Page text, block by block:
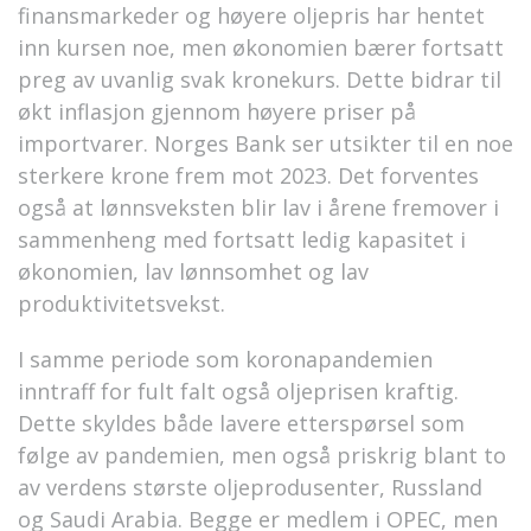
finansmarkeder og høyere oljepris har hentet
inn kursen noe, men økonomien bærer fortsatt
preg av uvanlig svak kronekurs. Dette bidrar til
økt inflasjon gjennom høyere priser på
importvarer. Norges Bank ser utsikter til en noe
sterkere krone frem mot 2023. Det forventes
også at lønnsveksten blir lav i årene fremover i
sammenheng med fortsatt ledig kapasitet i
økonomien, lav lønnsomhet og lav
produktivitetsvekst.
I samme periode som koronapandemien
inntraff for fult falt også oljeprisen kraftig.
Dette skyldes både lavere etterspørsel som
følge av pandemien, men også priskrig blant to
av verdens største oljeprodusenter, Russland
og Saudi Arabia. Begge er medlem i OPEC, men